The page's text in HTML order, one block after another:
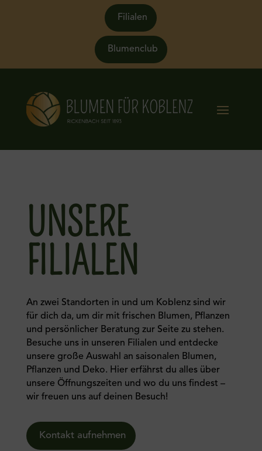
Filialen
Blumenclub
UNSERE
FILIALEN
An zwei Standorten in und um Koblenz sind wir
für dich da, um dir mit frischen Blumen, Pflanzen
und persönlicher Beratung zur Seite zu stehen.
Besuche uns in unseren Filialen und entdecke
unsere große Auswahl an saisonalen Blumen,
Pflanzen und Deko. Hier erfährst du alles über
unsere Öffnungszeiten und wo du uns findest –
wir freuen uns auf deinen Besuch!
Kontakt aufnehmen